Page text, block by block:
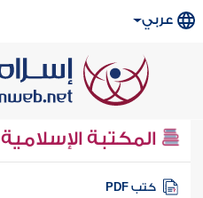
عربي
المكتبة الإسلامية